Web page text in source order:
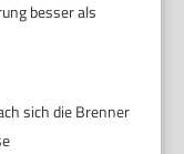
besser als
sich die Brenner